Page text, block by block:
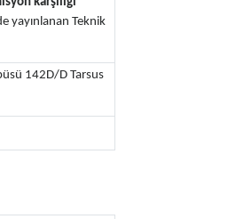
yayınlanan Teknik
142D/D Tarsus